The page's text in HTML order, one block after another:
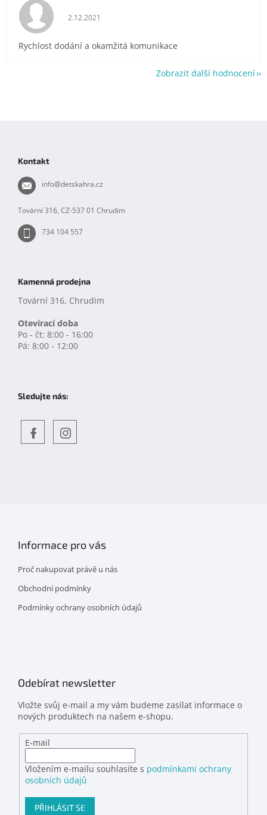
Hodnocení obchodu je 5 z 5 hvězdiček.
2.12.2021
Rychlost dodání a okamžitá komunikace
Zobrazit další hodnocení
Kontakt
info@detskahra.cz
Tovární 316, CZ-537 01 Chrudim
734 104 557
Kamenná prodejna
Tovární 316, Chrudim
Otevírací doba
Po - čt: 8:00 - 16:00
Pá: 8:00 - 12:00
Sledujte nás:
Informace pro vás
Proč nakupovat právě u nás
Obchodní podmínky
Podmínky ochrany osobních údajů
Odebírat newsletter
Vložte svůj e-mail a my vám budeme zasílat informace o
nových produktech na našem e-shopu.
E-mail
Vložením e-mailu souhlasíte s podmínkami ochrany
osobních údajů
PŘIHLÁSIT SE